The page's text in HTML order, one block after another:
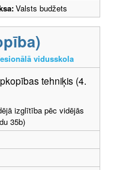
Valsts budžets
vidusskola
tehniķis (4.
izglītība pēc vidējās
35b)